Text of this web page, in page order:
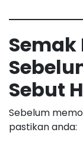
Sebut
Sebelum
pastikan anda: